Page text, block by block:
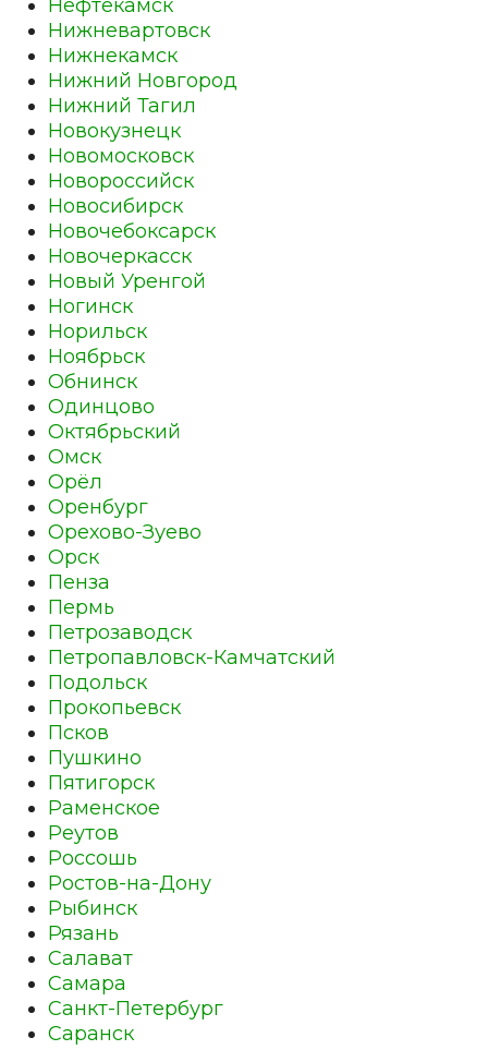
Нефтекамск
Нижневартовск
Нижнекамск
Нижний Новгород
Нижний Тагил
Новокузнецк
Новомосковск
Новороссийск
Новосибирск
Новочебоксарск
Новочеркасск
Новый Уренгой
Ногинск
Норильск
Ноябрьск
Обнинск
Одинцово
Октябрьский
Омск
Орёл
Оренбург
Орехово-Зуево
Орск
Пенза
Пермь
Петрозаводск
Петропавловск-Камчатский
Подольск
Прокопьевск
Псков
Пушкино
Пятигорск
Раменское
Реутов
Россошь
Ростов-на-Дону
Рыбинск
Рязань
Салават
Самара
Санкт-Петербург
Саранск